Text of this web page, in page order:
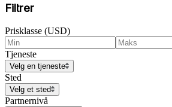
Filtrer
Prisklasse (USD)
Tjeneste
Velg en tjeneste
Sted
Velg et sted
Partnernivå